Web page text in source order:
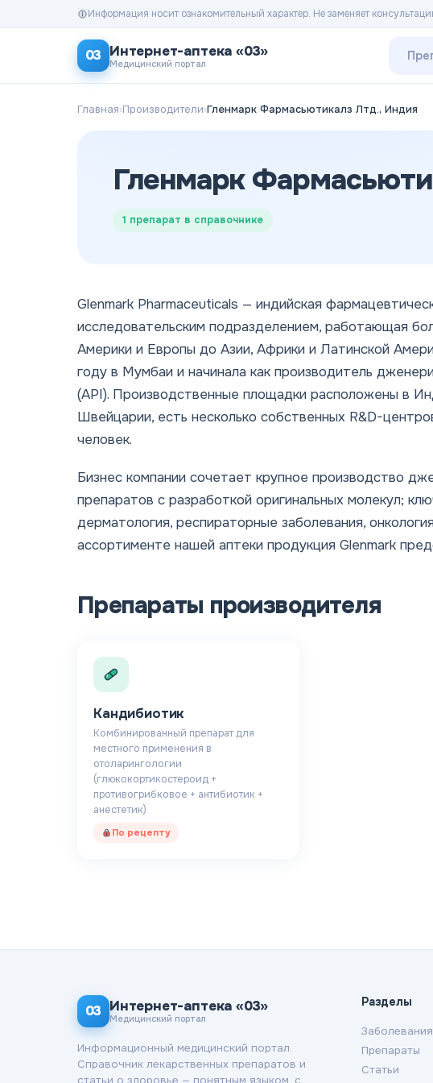
Информация носит ознакомительный характер. Не заменяет
03 Интернет-аптека «03»
Медицинский портал
Главная›Производители›Гленмарк Фармасьютикалз Лтд., Индия
Гленмарк
1 препарат в справочнике
Glenmark Pharmaceuticals — индийская
исследовательским подразделением, работающая
Америки и Европы до Азии, Африки и Латинской
году в Мумбаи и начинала как производитель
(API). Производственные площадки расположены в
Швейцарии, есть несколько собственных R&D-
человек.
Бизнес компании сочетает крупное производство
препаратов с разработкой оригинальных молекул;
дерматология, респираторные заболевания,
ассортименте нашей аптеки продукция Glenmark
Препараты производителя
Кандибиотик
Комбинированный препарат для
местного применения в
отоларингологии
(глюкокортикостероид +
противогрибковое + антибиотик +
анестетик)
По рецепту
03 Интернет-аптека «03»
Медицинский портал
Информационный медицинский портал.
Справочник лекарственных препаратов и
статьи о здоровье — понятным языком, с
Разделы
Заболевания
Препараты
Статьи